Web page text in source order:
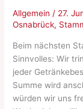
Allgemein / 27.
Osnabrück,
Beim nächsten
Sinnvolles: Wir
jeder
Summe wird
würden wir uns